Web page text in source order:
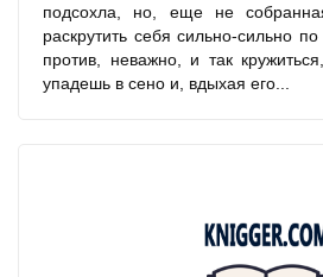
подсохла, но, еще не
раскрутить себя сильно-сильно
против, неважно, и так
упадешь в сено и, вдыхая его...